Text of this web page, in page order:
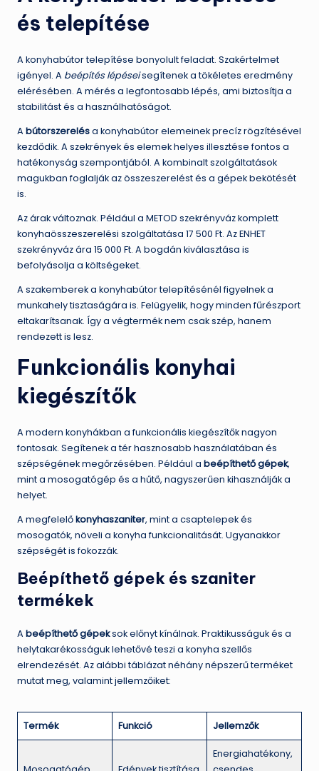
és telepítése
A konyhabútor telepítése bonyolult feladat. Szakértelmet
igényel. A beépítés lépéseisegítenek a tökéletes eredmény
elérésében. A mérés a legfontosabb lépés, ami biztosítja a
stabilitást és a használhatóságot.
A bútorszerelésa konyhabútor elemeinek precíz rögzítésével
kezdődik. A szekrények és elemek helyes illesztése fontos a
hatékonyság szempontjából. A kombinalt szolgáltatások
magukban foglalják az összeszerelést és a gépek bekötését
is.
Az árak változnak. Például a METOD szekrényváz komplett
konyhaösszeszerelési szolgáltatása 17 500 Ft. Az ENHET
szekrényváz ára 15 000 Ft. A bogdán kiválasztása is
befolyásolja a költségeket.
A szakemberek a konyhabútor telepítésénél figyelnek a
munkahely tisztaságára is. Felügyelik, hogy minden fűrészport
eltakarítsanak. Így a végtermék nem csak szép, hanem
rendezett is lesz.
Funkcionális konyhai
kiegészítők
A modern konyhákban a funkcionális kiegészítők nagyon
fontosak. Segítenek a tér hasznosabb használatában és
szépségének megőrzésében. Például a beépíthető gépek,
mint a mosogatógép és a hűtő, nagyszerűen kihasználják a
helyet.
A megfelelőkonyhaszaniter, mint a csaptelepek és
mosogatók, növeli a konyha funkcionalitását. Ugyanakkor
szépségét is fokozzák.
Beépíthető gépek és szaniter
termékek
A beépíthető gépeksok előnyt kínálnak. Praktikusságuk és a
helytakarékosságuk lehetővé teszi a konyha szellős
elrendezését. Az alábbi táblázat néhány népszerű terméket
mutat meg, valamint jellemzőiket:
Termék Funkció Jellemzők
Energiahatékony,